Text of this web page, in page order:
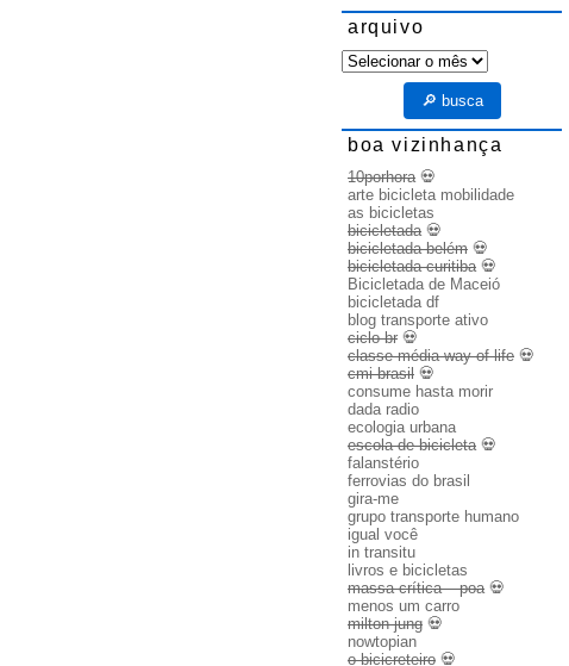
arquivo
arquivo
🔎 busca
boa vizinhança
10porhora💀
arte bicicleta mobilidade
as bicicletas
bicicletada💀
bicicletada belém 💀
bicicletada curitiba💀
Bicicletada de Maceió
bicicletada df
blog transporte ativo
ciclo br 💀
classe média way of life 💀
cmi brasil 💀
consume hasta morir
dada radio
ecologia urbana
escola de bicicleta💀
falanstério
ferrovias do brasil
gira-me
grupo transporte humano
igual você
in transitu
livros e bicicletas
massa crítica – poa💀
menos um carro
milton jung 💀
nowtopian
o bicicreteiro 💀